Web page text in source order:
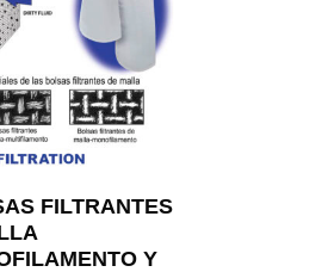
FILTRANTES
Y